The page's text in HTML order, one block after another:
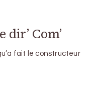
Com’
fait le constructeur